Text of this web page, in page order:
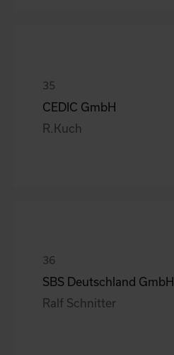
CEDIC GmbH
R.Kuch
SBS Deutschland GmbH
Ralf Schnitter